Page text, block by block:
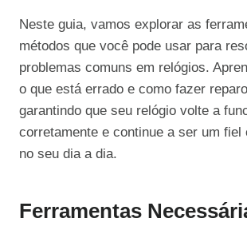
Neste guia, vamos explorar as
métodos que você pode usar para
problemas comuns em relógios.
o que está errado e como fazer
garantindo que seu relógio volte a
corretamente e continue a ser um fiel
no seu dia a dia.
Ferramentas